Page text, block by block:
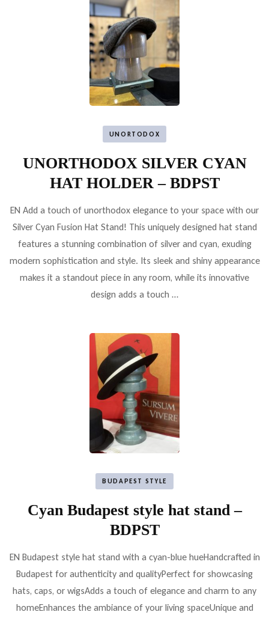
UNORTODOX
UNORTHODOX SILVER CYAN
HAT HOLDER – BDPST
EN Add a touch of unorthodox elegance to your space with our
Silver Cyan Fusion Hat Stand! This uniquely designed hat stand
features a stunning combination of silver and cyan, exuding
modern sophistication and style. Its sleek and shiny appearance
makes it a standout piece in any room, while its innovative
design adds a touch …
BUDAPEST STYLE
Cyan Budapest style hat stand –
BDPST
EN Budapest style hat stand with a cyan-blue hueHandcrafted in
Budapest for authenticity and qualityPerfect for showcasing
hats, caps, or wigsAdds a touch of elegance and charm to any
homeEnhances the ambiance of your living spaceUnique and